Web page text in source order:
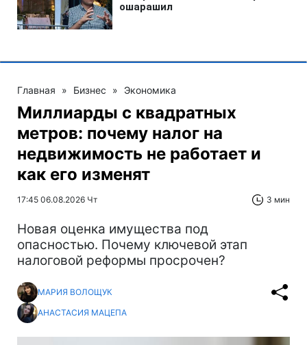
Главная » Бизнес » Экономика
Миллиарды с квадратных
метров: почему налог на
недвижимость не работает и
как его изменят
17:45 06.08.2026 Чт 3 мин
Новая оценка имущества под
опасностью. Почему ключевой этап
налоговой реформы просрочен?
МАРИЯ ВОЛОЩУК
АНАСТАСИЯ МАЦЕПА